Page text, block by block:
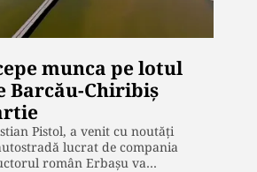
munca pe lotul
Barcău-Chiribiș
Pistol, a venit cu noutăți
lucrat de compania
român Erbașu va…